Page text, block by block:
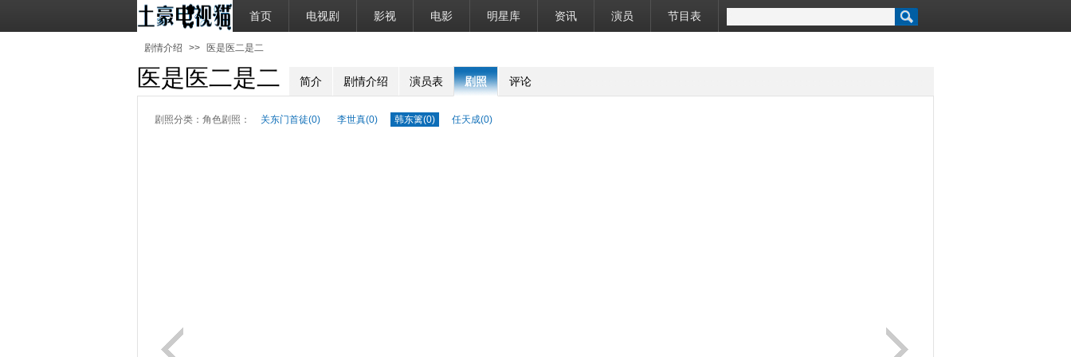
首页 电视剧 影视 电影 明星库 资讯 演员 节目表
剧情介绍 >> 医是医二是二
医是医二是二 简介 剧情介绍 演员表 剧照 评论
剧照分类： 角色剧照： 关东门首徒(0) 李世真(0) 韩东篱(0) 任天成(0)